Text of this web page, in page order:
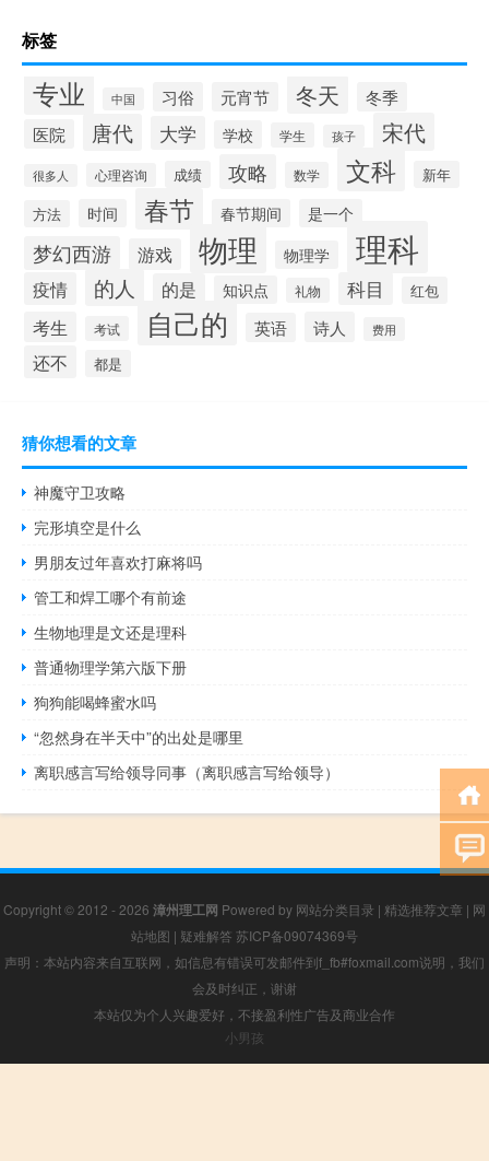
标签
专业 中国 习俗 元宵节 冬天
冬季
医院
唐代 大学 学校 学生 孩子 宋代
很多人 心理咨询 成绩 攻略 数学 文科
新年
方法
时间 春节 春节期间 是一个
梦幻西游 游戏 物理 物理学 理科
疫情 的人 的是 知识点 礼物 科目 红包
考生 考试 自己的 英语 诗人 费用
还不 都是
猜你想看的文章
神魔守卫攻略
完形填空是什么
男朋友过年喜欢打麻将吗
管工和焊工哪个有前途
生物地理是文还是理科
普通物理学第六版下册
狗狗能喝蜂蜜水吗
“忽然身在半天中”的出处是哪里
离职感言写给领导同事（离职感言写给领导）
Copyright © 2012 - 2026 漳州理工网 Powered by 网站分类目录 | 精选推荐文章 | 网
站地图 | 疑难解答 苏ICP备09074369号
声明：本站内容来自互联网，如信息有错误可发邮件到f_fb#foxmail.com说明，我们
会及时纠正，谢谢
本站仅为个人兴趣爱好，不接盈利性广告及商业合作
小男孩